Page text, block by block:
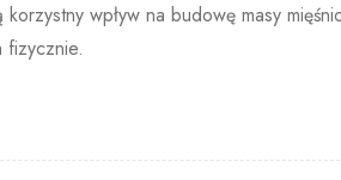
korzystny wpływ na budowę masy
fizycznie.